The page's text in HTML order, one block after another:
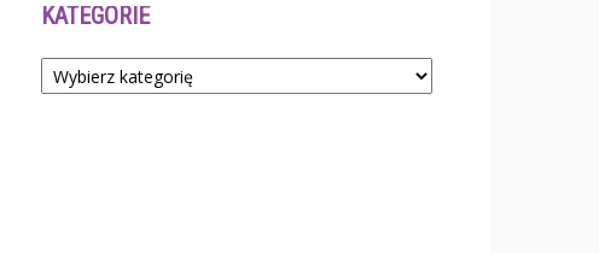
KATEGORIE
Kategorie